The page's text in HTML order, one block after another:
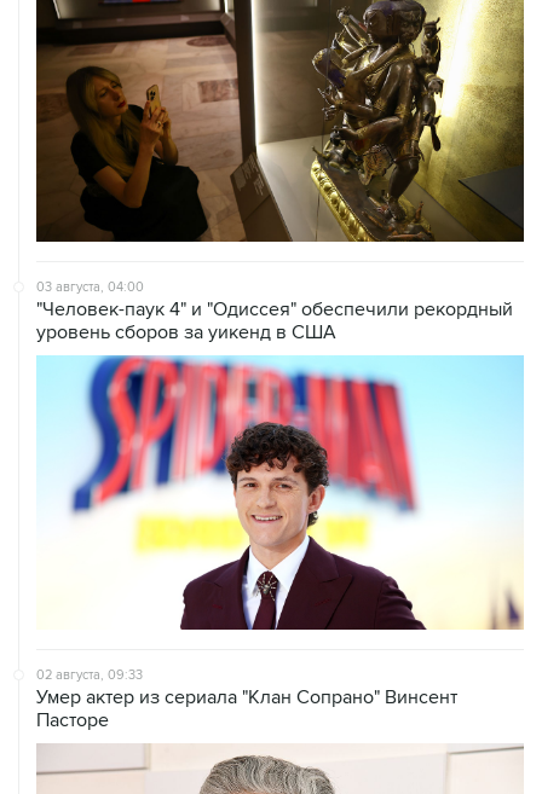
03 августа, 04:00
"Человек-паук 4" и "Одиссея" обеспечили рекордный
уровень сборов за уикенд в США
02 августа, 09:33
Умер актер из сериала "Клан Сопрано" Винсент
Пасторе